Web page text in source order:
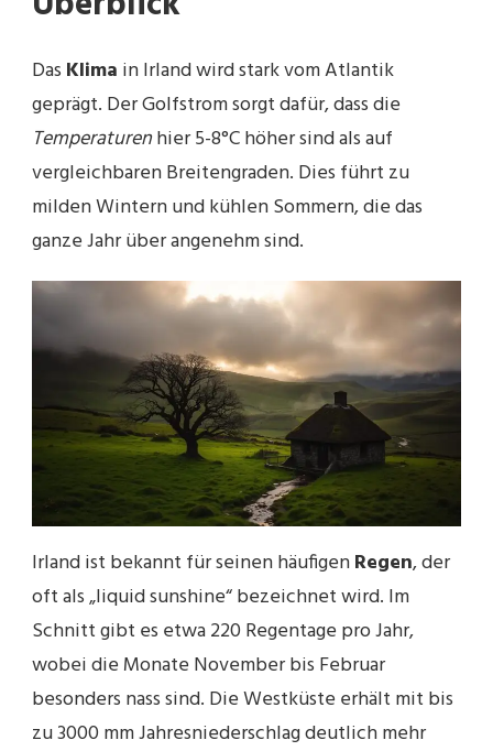
Das Klima in Irland wird stark vom Atlantik
geprägt. Der Golfstrom sorgt dafür, dass die
Temperaturenhier 5-8°C höher sind als auf
vergleichbaren Breitengraden. Dies führt zu
milden Wintern und kühlen Sommern, die das
ganze Jahr über angenehm sind.
Irland ist bekannt für seinen häufigenRegen, der
oft als „liquid sunshine“ bezeichnet wird. Im
Schnitt gibt es etwa 220 Regentage pro Jahr,
wobei die Monate November bis Februar
besonders nass sind. Die Westküste erhält mit bis
zu 3000 mm Jahresniederschlag deutlich mehr